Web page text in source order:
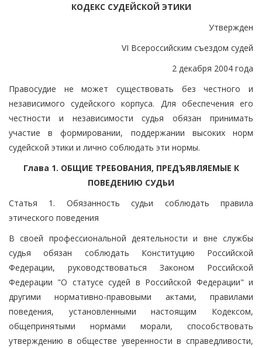
КОДЕКС СУДЕЙСКОЙ ЭТИКИ
Утвержден
VI Всероссийским съездом судей
2 декабря 2004 года
Правосудие не может существовать без честного и
независимого судейского корпуса. Для обеспечения его
честности и независимости судья обязан принимать
участие в формировании, поддержании высоких норм
судейской этики и лично соблюдать эти нормы.
Глава 1. ОБЩИЕ ТРЕБОВАНИЯ, ПРЕДЪЯВЛЯЕМЫЕ К
ПОВЕДЕНИЮ СУДЬИ
Статья 1. Обязанность судьи соблюдать правила
этического поведения
В своей профессиональной деятельности и вне службы
судья обязан соблюдать Конституцию Российской
Федерации, руководствоваться Законом Российской
Федерации "О статусе судей в Российской Федерации" и
другими нормативно-правовыми актами, правилами
поведения, установленными настоящим Кодексом,
общепринятыми нормами морали, способствовать
утверждению в обществе уверенности в справедливости,